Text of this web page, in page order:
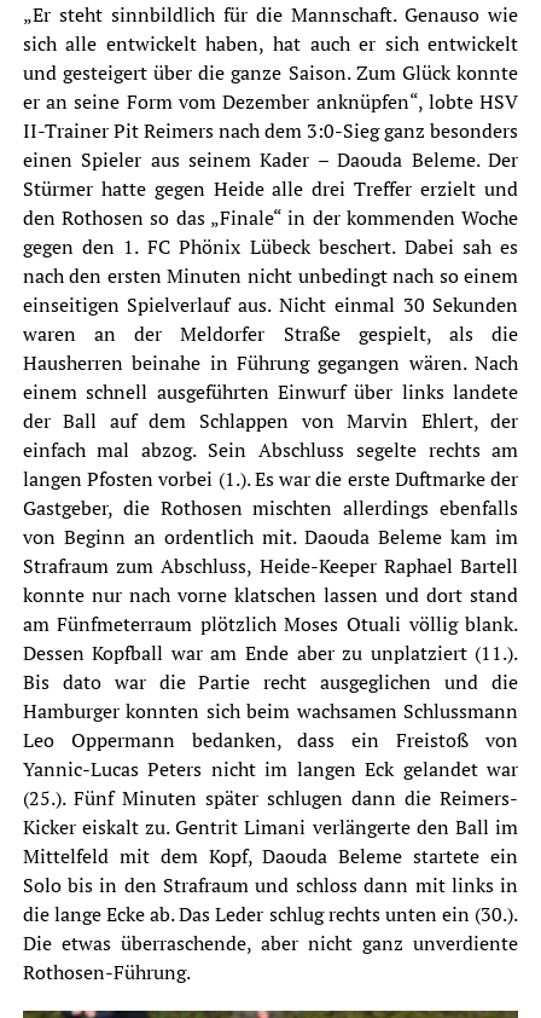
„Er steht sinnbildlich für die Mannschaft. Genauso wie
sich alle entwickelt haben, hat auch er sich entwickelt
und gesteigert über die ganze Saison. Zum Glück konnte
er an seine Form vom Dezember anknüpfen“, lobteHSV
II-Trainer Pit Reimers nach dem 3:0-Sieg ganz besonders
einen Spieler aus seinem Kader – Daouda Beleme. Der
Stürmer hatte gegen Heidealle drei Treffer erzielt und
den Rothosen so das „Finale“ in der kommenden Woche
gegen den 1. FC Phönix Lübeck beschert. Dabei sah es
nach den ersten Minuten nicht unbedingt nach so einem
einseitigen Spielverlauf aus. Nicht einmal 30 Sekunden
waren an der Meldorfer Straße gespielt, als die
Hausherren beinahe in Führung gegangen wären. Nach
einem schnell ausgeführten Einwurf über links landete
der Ball auf dem Schlappen von Marvin Ehlert, der
einfach mal abzog. Sein Abschluss segelte rechts am
langen Pfosten vorbei (1.). Es war die erste Duftmarke der
Gastgeber, die Rothosen mischten allerdings ebenfalls
von Beginn an ordentlich mit. Daouda Beleme kam im
Strafraum zum Abschluss, Heide-Keeper Raphael Bartell
konnte nur nach vorne klatschen lassen und dort stand
am Fünfmeterraum plötzlich Moses Otuali völlig blank.
Dessen Kopfball war am Ende aber zu unplatziert (11.).
Bis dato war die Partie recht ausgeglichen und die
Hamburger konnten sich beim wachsamen Schlussmann
Leo Oppermann bedanken, dass ein Freistoß von
Yannic-Lucas Peters nicht im langen Eck gelandet war
(25.). Fünf Minuten später schlugen dann die Reimers-
Kicker eiskalt zu. Gentrit Limani verlängerte den Ball im
Mittelfeld mit dem Kopf, Daouda Beleme startete ein
Solo bis in den Strafraum und schloss dann mit links in
die lange Ecke ab. Das Leder schlug rechts unten ein (30.).
Die etwas überraschende, aber nicht ganz unverdiente
Rothosen-Führung.